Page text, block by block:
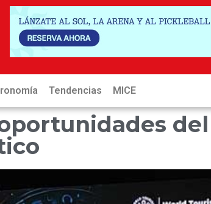
Tendencias MICE
del